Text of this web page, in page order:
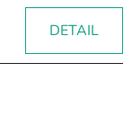
DETAIL